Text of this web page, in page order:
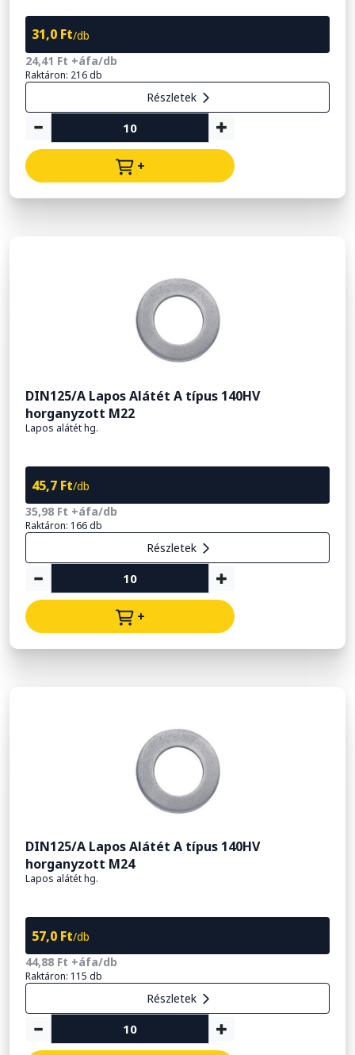
31,0 Ft/db
24,41 Ft +áfa/db
Raktáron: 216 db
Részletek
+
DIN125/A Lapos Alátét A típus 140HV
horganyzott M22
Lapos alátét hg.
45,7 Ft/db
35,98 Ft +áfa/db
Raktáron: 166 db
Részletek
+
DIN125/A Lapos Alátét A típus 140HV
horganyzott M24
Lapos alátét hg.
57,0 Ft/db
44,88 Ft +áfa/db
Raktáron: 115 db
Részletek